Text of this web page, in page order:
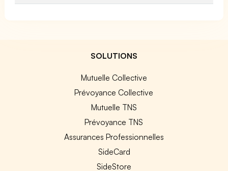
SOLUTIONS
Mutuelle Collective
Prévoyance Collective
Mutuelle TNS
Prévoyance TNS
Assurances Professionnelles
SideCard
SideStore